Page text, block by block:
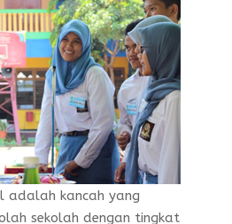
adalah kancah yang
sekolah dengan tingkat